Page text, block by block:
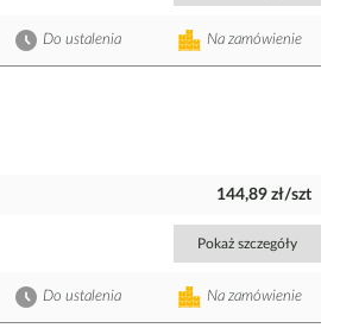
Na zamówienie
Do ustalenia
144,89 zł/szt
Pokaż szczegóły
Na zamówienie
Do ustalenia